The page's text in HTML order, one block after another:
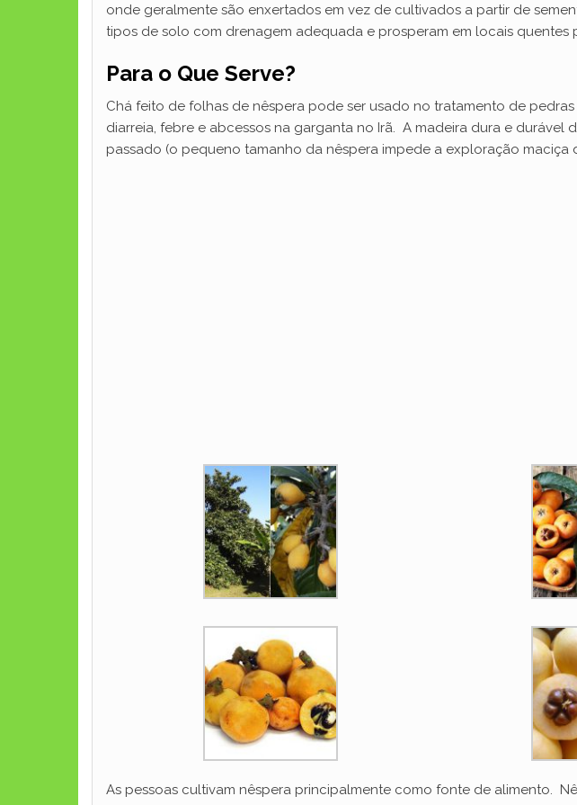
o
onde geralmente são enxertados em vez de cultivados a partir de
tipos de solo com drenagem adequada e prosperam em locais
Para o Que Serve?
Chá feito de folhas de nêspera pode ser usado no tratamento de
diarreia, febre e abcessos na garganta no Irã. A madeira dura e
passado (o pequeno tamanho da nêspera impede a exploração maciça
As pessoas cultivam nêspera principalmente como fonte de alimento.